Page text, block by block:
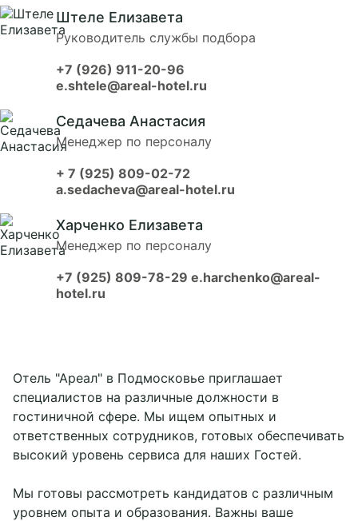
Штеле Елизавета
Руководитель службы подбора
+7 (926) 911-20-96
e.shtele@areal-hotel.ru
Седачева Анастасия
Менеджер по персоналу
+ 7 (925) 809-02-72
a.sedacheva@areal-hotel.ru
Харченко Елизавета
Менеджер по персоналу
+7 (925) 809-78-29 e.harchenko@areal-
hotel.ru
Отель "Ареал" в Подмосковье приглашает
специалистов на различные должности в
гостиничной сфере. Мы ищем опытных и
ответственных сотрудников, готовых обеспечивать
высокий уровень сервиса для наших Гостей.
Мы готовы рассмотреть кандидатов с различным
уровнем опыта и образования. Важны ваше